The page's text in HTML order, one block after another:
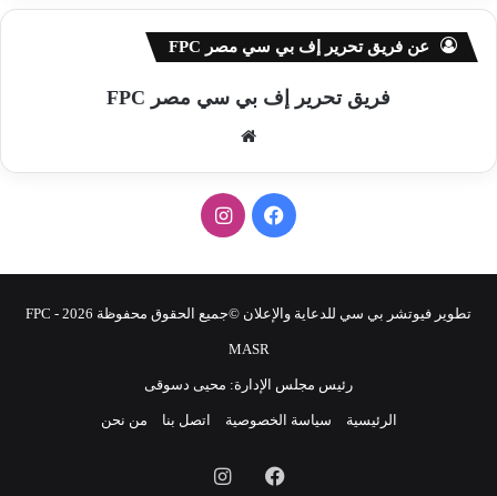
عن فريق تحرير إف بي سي مصر FPC
فريق تحرير إف بي سي مصر FPC
الوي
ب
س
ب
و
ك
ق
ا
تطوير فيوتشر بي سي للدعاية والإعلان ©جميع الحقوق محفوظة 2026 - FPC
MASR
رئيس مجلس الإدارة: محيى دسوقى
الرئيسية سياسة الخصوصية اتصل بنا من نحن
فيسبوك